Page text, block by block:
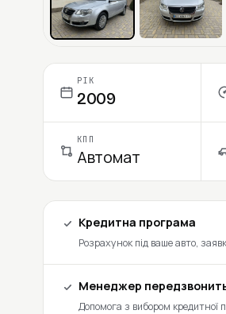
РІК
2009
КПП
Автомат
Кредитна програма
Розрахунок під ваше авто,
Менеджер
Допомога з вибором кредитної